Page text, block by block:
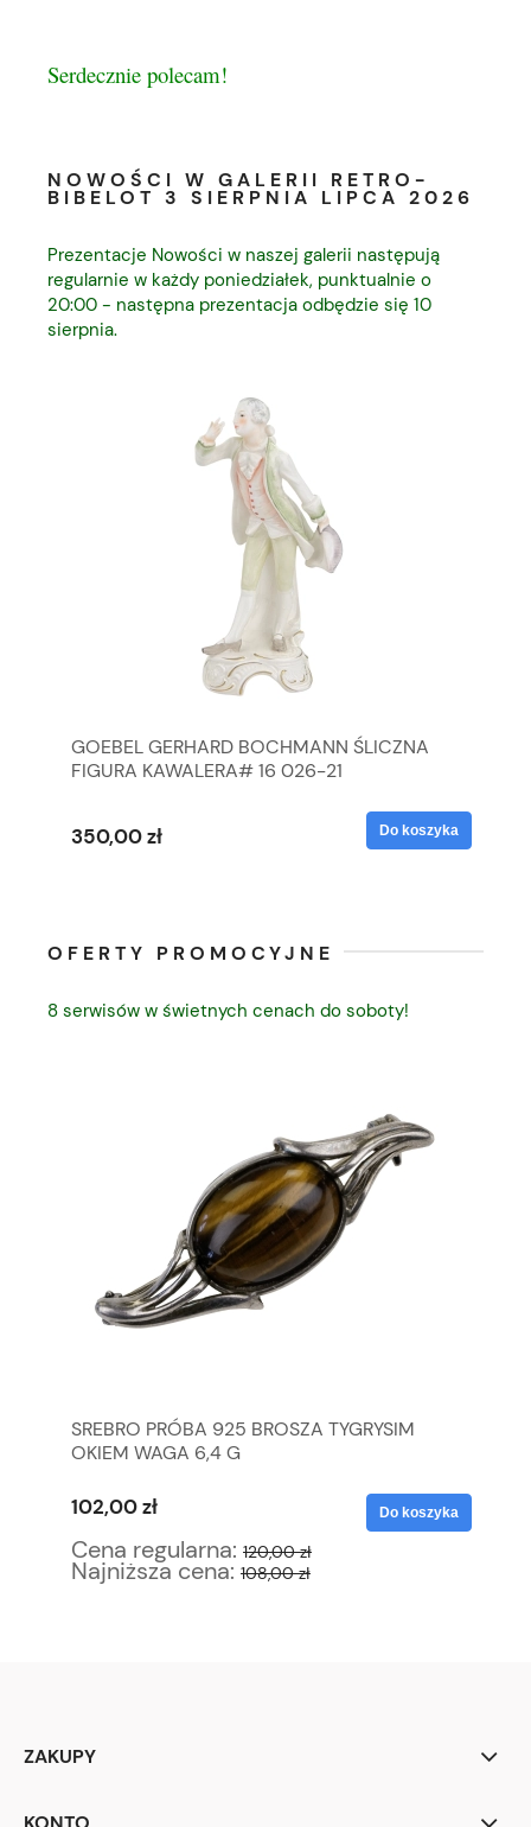
Serdecznie polecam!
NOWOŚCI W GALERII RETRO-
BIBELOT 3 SIERPNIA LIPCA 2026
Prezentacje Nowości w naszej galerii następują
regularnie w każdy poniedziałek, punktualnie o
20:00 - następna prezentacja odbędzie się 10
sierpnia.
GOEBEL GERHARD BOCHMANN ŚLICZNA
FIGURA KAWALERA# 16 026-21
350,00 zł Do koszyka
OFERTY PROMOCYJNE
8 serwisów w świetnych cenach do soboty!
SREBRO PRÓBA 925 BROSZA TYGRYSIM
OKIEM WAGA 6,4 G
102,00 zł
Cena regularna: 120,00 zł
Najniższa cena: 108,00 zł
Do koszyka
ZAKUPY